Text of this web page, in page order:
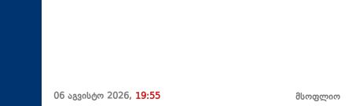
06 აგვისტო 2026, 19:55 მსოფლიო